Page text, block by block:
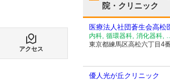
アクセス
院・クリニック
医療法人社団蒼生会高松
内科, 循環器科, 消化器科,
東京都練馬区高松六丁目4
優人光が丘クリニック